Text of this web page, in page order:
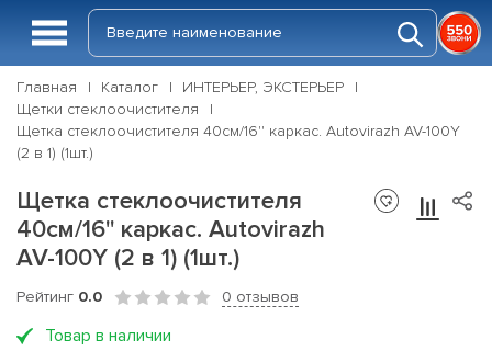
Главная Каталог
ИНТЕРЬЕР, ЭКСТЕРЬЕР
Щетки стеклоочистителя
Щетка стеклоочистителя 40см/16'' каркас. Autovirazh AV-100Y
(2 в 1) (1шт.)
Щетка стеклоочистителя
40см/16'' каркас. Autovirazh
AV-100Y (2 в 1) (1шт.)
Рейтинг 0.0 0 отзывов
Товар в наличии